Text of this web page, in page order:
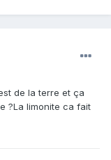
de la terre et ça
?La limonite ca fait